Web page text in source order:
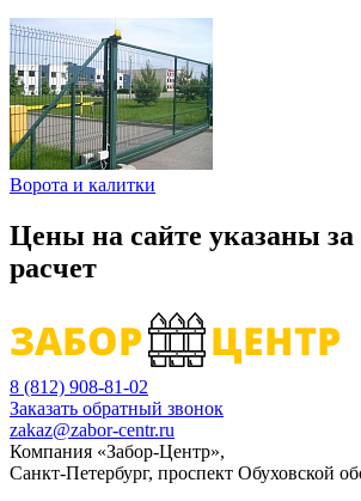
Ворота и калитки
Цены на сайте указаны
расчет
8 (812) 908-81-02
Заказать обратный звонок
zakaz@zabor-centr.ru
Компания «Забор-Центр»,
Санкт-Петербург, проспект Обуховской